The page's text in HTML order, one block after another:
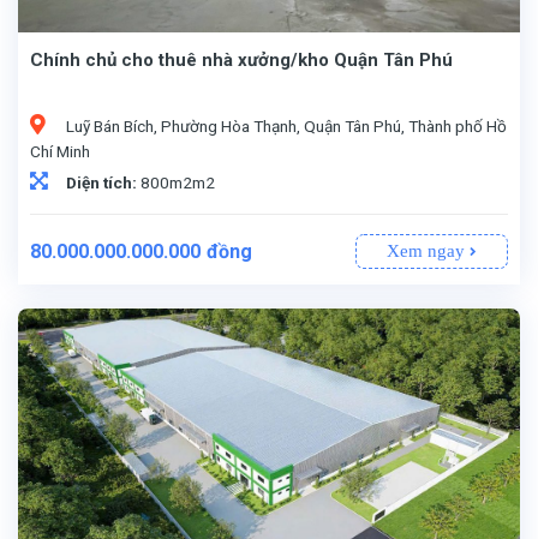
Chính chủ cho thuê nhà xưởng/kho Quận Tân Phú
Luỹ Bán Bích, Phường Hòa Thạnh, Quận Tân Phú, Thành phố Hồ
Chí Minh
Diện tích: 800m2m2
80.000.000.000.000 đồng Xem ngay